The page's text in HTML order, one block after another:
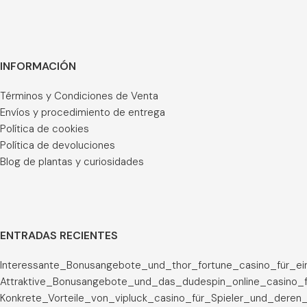
INFORMACIÓN
Términos y Condiciones de Venta
Envíos y procedimiento de entrega
Política de cookies
Política de devoluciones
Blog de plantas y curiosidades
ENTRADAS RECIENTES